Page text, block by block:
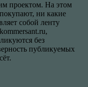
проектом. На этом
ни какие
собой ленту
без
публикуемых